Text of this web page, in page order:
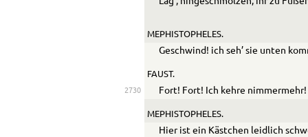
MEPHISTOPHELES.
Geschwind! ich seh’ sie unten
FAUST.
2730 Fort! Fort! Ich kehre nimmermehr!
MEPHISTOPHELES.
Hier ist ein Kästchen leidlich